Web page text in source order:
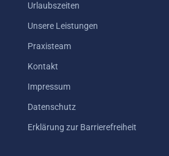
Urlaubszeiten
Unsere Leistungen
Praxisteam
Kontakt
Impressum
Datenschutz
Erklärung zur Barrierefreiheit